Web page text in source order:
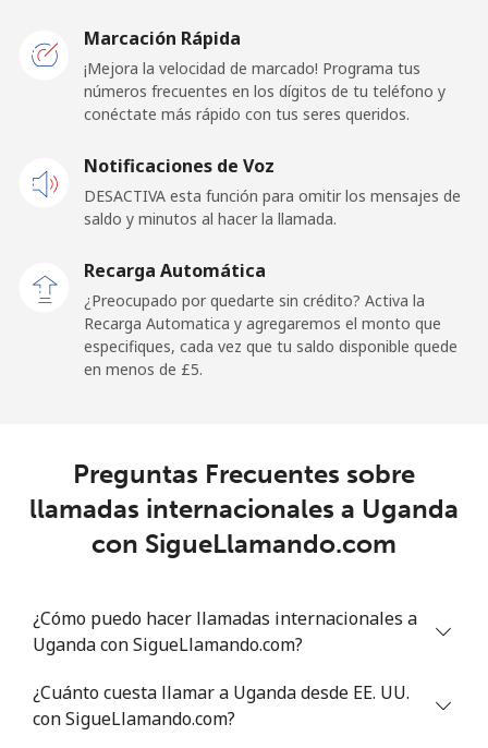
Línea fija ⁦0.5p⁩
2000 min por
⁦£10⁩
Premium ⁦24.9p⁩
40 min por
United States
All country ⁦0.8p⁩
1250 min por
-
⁦£10⁩
Montevideo ⁦3.7p⁩
270 min por
Us Virgin Islands
Marcación Rápida
¡Mejora la velocidad de marcado! Programa tus
números frecuentes en los dígitos de tu teléfono y
conéctate más rápido con tus seres queridos.
Notificaciones de Voz
DESACTIVA esta función para omitir los mensajes de
saldo y minutos al hacer la llamada.
Recarga Automática
¿Preocupado por quedarte sin crédito? Activa la
Recarga Automatica y agregaremos el monto que
especifiques, cada vez que tu saldo disponible quede
en menos de ⁦£5⁩.
Preguntas Frecuentes sobre
llamadas internacionales a Uganda
con SigueLlamando.com
¿Cómo puedo hacer llamadas internacionales a
Uganda con SigueLlamando.com?
¿Cuánto cuesta llamar a Uganda desde EE. UU.
con SigueLlamando.com?